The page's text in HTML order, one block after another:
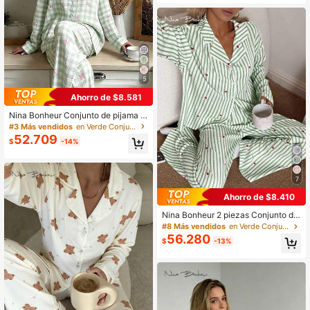
5
Ahorro de $8.581
Nina Bonheur Conjunto de pijama d
e 2 piezas para mujer con top de m
anga larga holgado, cómodo y trans
pirable, y pantalones largos, ropa d
#3 Más vendidos en Verde Conjuntos de salón para mujer
$52.709 -14%
7
Ahorro de $8.410
Nina Bonheur 2 piezas Conjunto de
pijama de mujer con top de manga l
arga holgado y cómodo y pantalone
s largos
#8 Más vendidos en Verde Conjuntos de salón para mujer
$56.280 -13%